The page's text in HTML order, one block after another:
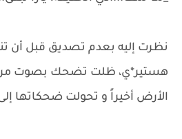
نظرت إليه بعدم تصديق قبل
هستير*ي، ظلت تضحك بصوت
الأرض أخيراً و تحولت ضحكاتها